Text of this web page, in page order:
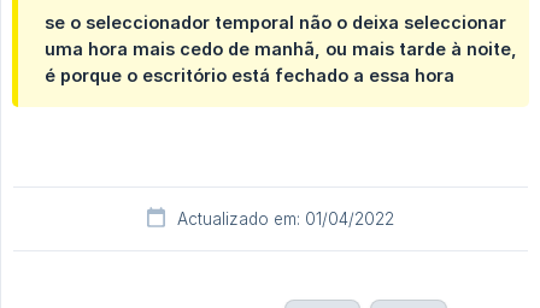
se o seleccionador temporal não o deixa seleccionar
uma hora mais cedo de manhã, ou mais tarde à noite,
é porque o escritório está fechado a essa hora
Actualizado em: 01/04/2022